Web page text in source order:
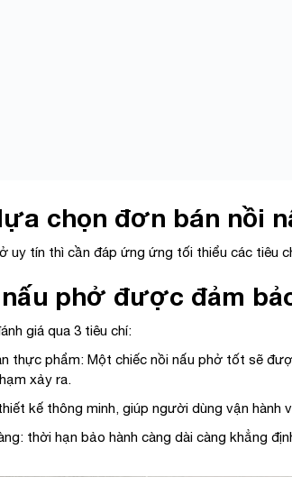
chọn đơn bán nồi
uy tín thì cần đáp ứng ứng tối thiểu các tiêu
phở được đảm
giá qua 3 tiêu chí:
thực phẩm: Một chiếc nồi nấu phở tốt sẽ
xảy ra.
kế thông minh, giúp người dùng vận hành
thời hạn bảo hành càng dài càng khẳng